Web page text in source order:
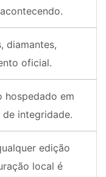
diamantes,
oficial.
hospedado em
integridade.
edição
local é